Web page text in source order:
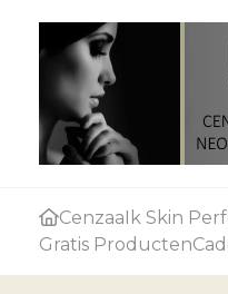
CenzaaIk Skin
Gratis Producten